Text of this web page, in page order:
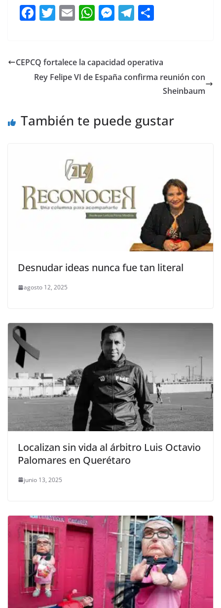
F
a
e
b
k
T
w
er
E
m
l
W
h
s
A
M
e
e
n
T
el
gr
a
p
ar
tir
CEPCQ fortalece la capacidad operativa
Rey Felipe VI de España confirma reunión con
Sheinbaum
También te puede gustar
Desnudar ideas nunca fue tan literal
agosto 12, 2025
Localizan sin vida al árbitro Luis Octavio
Palomares en Querétaro
junio 13, 2025